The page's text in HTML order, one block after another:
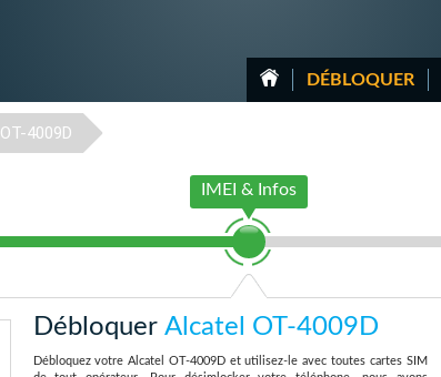
DÉBLOQUER
OT-4009D
IMEI & Infos
Débloquer Alcatel OT-4009D
Débloquez votre Alcatel OT-4009D et utilisez-le avec toutes cartes SIM